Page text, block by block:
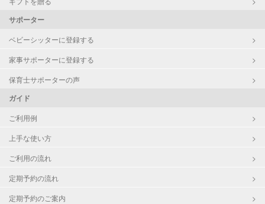
サポーター
ベビーシッターに登録する
家事サポーターに登録する
保育士サポーターの声
ガイド
ご利用例
上手な使い方
ご利用の流れ
定期予約の流れ
定期予約のご案内